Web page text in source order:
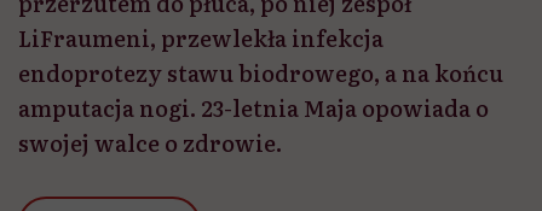
LiFraumeni, przewlekła infekcja
endoprotezy stawu biodrowego, a na końcu
amputacja nogi. 23-letnia Maja opowiada o
swojej walce o zdrowie.